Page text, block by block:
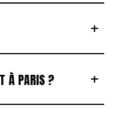
+
À PARIS ? +